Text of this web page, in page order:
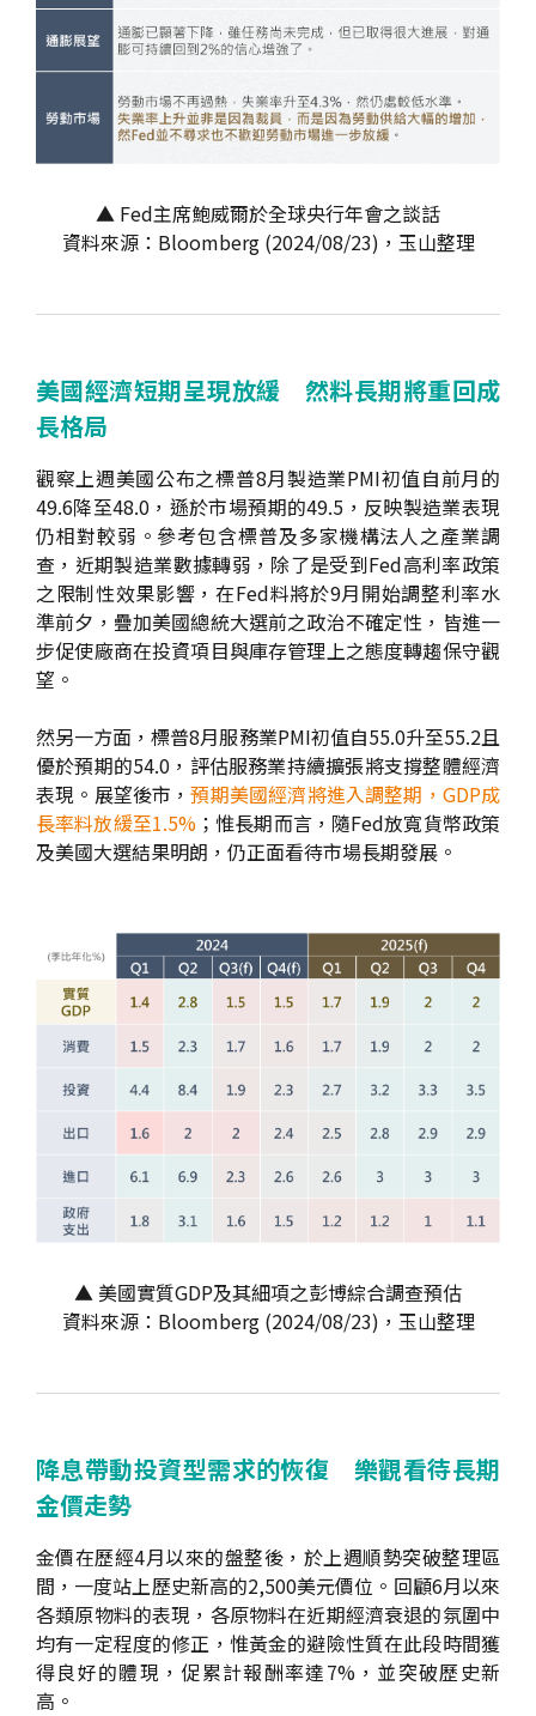
▲ Fed主席鮑威爾於全球央行年會之談話
資料來源：Bloomberg (2024/08/23)，玉山整理
美國經濟短期呈現放緩 然料長期將重回成
長格局
觀察上週美國公布之標普8月製造業PMI初值自前月的
49.6降至48.0，遜於市場預期的49.5，反映製造業表現
仍相對較弱。參考包含標普及多家機構法人之產業調
查，近期製造業數據轉弱，除了是受到Fed高利率政策
之限制性效果影響，在Fed料將於9月開始調整利率水
準前夕，疊加美國總統大選前之政治不確定性，皆進一
步促使廠商在投資項目與庫存管理上之態度轉趨保守觀
望。
然另一方面，標普8月服務業PMI初值自55.0升至55.2且
優於預期的54.0，評估服務業持續擴張將支撐整體經濟
表現。展望後市，預期美國經濟將進入調整期，GDP成
長率料放緩至1.5%；惟長期而言，隨Fed放寬貨幣政策
及美國大選結果明朗，仍正面看待市場長期發展。
▲ 美國實質GDP及其細項之彭博綜合調查預估
資料來源：Bloomberg (2024/08/23)，玉山整理
降息帶動投資型需求的恢復 樂觀看待長期
金價走勢
金價在歷經4月以來的盤整後，於上週順勢突破整理區
間，一度站上歷史新高的2,500美元價位。回顧6月以來
各類原物料的表現，各原物料在近期經濟衰退的氛圍中
均有一定程度的修正，惟黃金的避險性質在此段時間獲
得良好的體現，促累計報酬率達7%，並突破歷史新
高。